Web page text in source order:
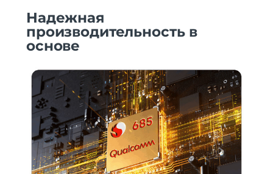
Надежная
производительность в
основе